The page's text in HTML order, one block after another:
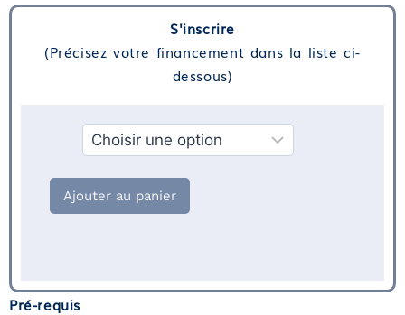
S'inscrire
(Précisez votre financement dans la liste ci-
dessous)
Ajouter au panier
Pré-requis